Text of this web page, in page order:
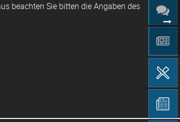
beachten Sie bitten die Angaben des